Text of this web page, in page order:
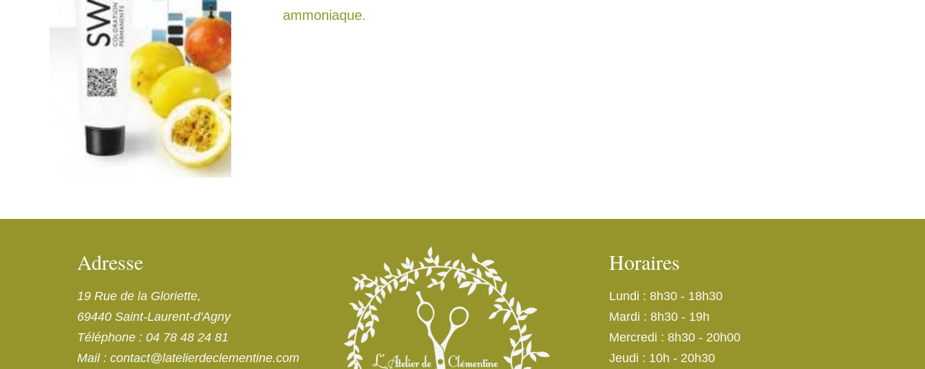
ammoniaque.
Adresse
19 Rue de la Gloriette,
69440 Saint-Laurent-d'Agny
Téléphone : 04 78 48 24 81
Mail: contact@latelierdeclementine.com
Horaires
Lundi : 8h30 - 18h30
Mardi : 8h30 - 19h
Mercredi : 8h30 - 20h00
Jeudi : 10h - 20h30